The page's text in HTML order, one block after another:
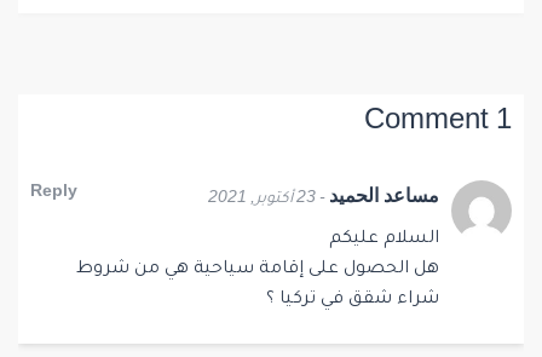
1 Comment
مساعد الحميد - 23 أكتوبر, 2021 Reply
السلام عليكم
هل الحصول على إقامة سياحية هي من شروط
شراء شقق في تركيا ؟